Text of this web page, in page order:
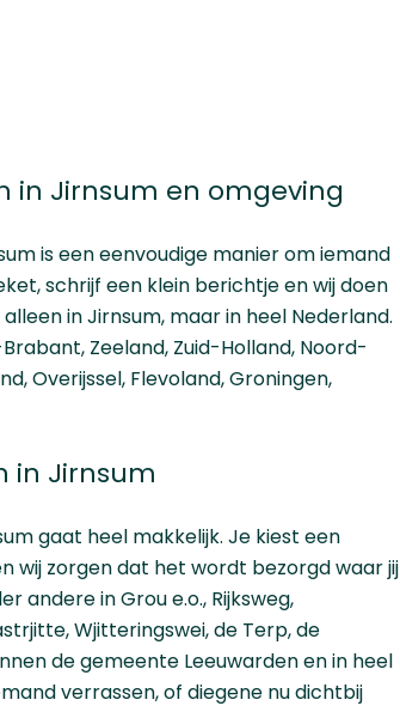
in Jirnsum en omgeving
is een eenvoudige manier om iemand
schrijf een klein berichtje en wij doen
in Jirnsum, maar in heel Nederland.
, Zeeland, Zuid-Holland, Noord-
,Overijssel, Flevoland,Groningen,
in Jirnsum
gaat heel makkelijk. Je kiest een
wij zorgen dat het wordt bezorgd waar jij
andere in Grou e.o., Rijksweg,
Wjitteringswei, de Terp, de
de gemeente Leeuwarden en in heel
verrassen, of diegene nu dichtbij